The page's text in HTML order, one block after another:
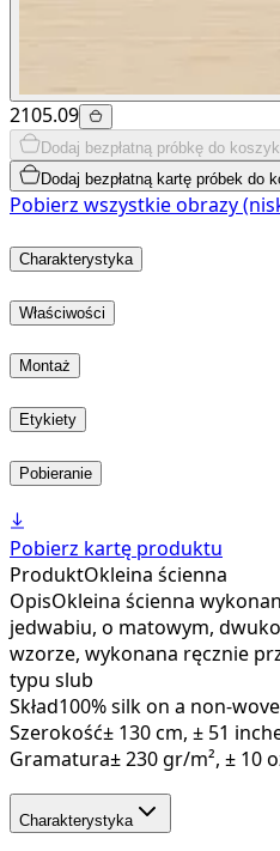
2105.09
Dodaj bezpłatną próbkę do
Dodaj bezpłatną kartę próbek do
Pobierz wszystkie obrazy
Charakterystyka
Właściwości
Montaż
Etykiety
Pobieranie
Pobierz kartę produktu
ProduktOkleina ścienna
OpisOkleina ścienna
jedwabiu, o matowym,
wzorze, wykonana ręcznie
typu slub
Skład100% silk on a non-
Szerokość± 130 cm, ± 51
Gramatura± 230 gr/m², ± 10
Charakterystyka